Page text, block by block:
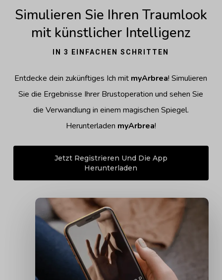
Simulieren Sie Ihren Traumlook
mit künstlicher Intelligenz
IN 3 EINFACHEN SCHRITTEN
Entdecke dein zukünftiges Ich mit myArbrea! Simulieren
Sie die Ergebnisse Ihrer Brustoperation und sehen Sie
die Verwandlung in einem magischen Spiegel.
Herunterladen myArbrea!
Jetzt Registrieren Und Die App
Herunterladen